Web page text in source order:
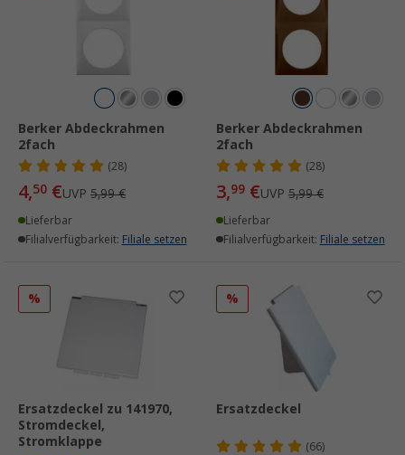
Berker Abdeckrahmen
2fach
(28)
4,50 €UVP 5,99 €
Lieferbar
Filialverfügbarkeit: Filiale setzen
Berker Abdeckrahmen
2fach
(28)
3,99 €UVP 5,99 €
Lieferbar
Filialverfügbarkeit: Filiale setzen
%
Ersatzdeckel zu 141970,
Stromdeckel,
Stromklappe
%
Ersatzdeckel
(66)